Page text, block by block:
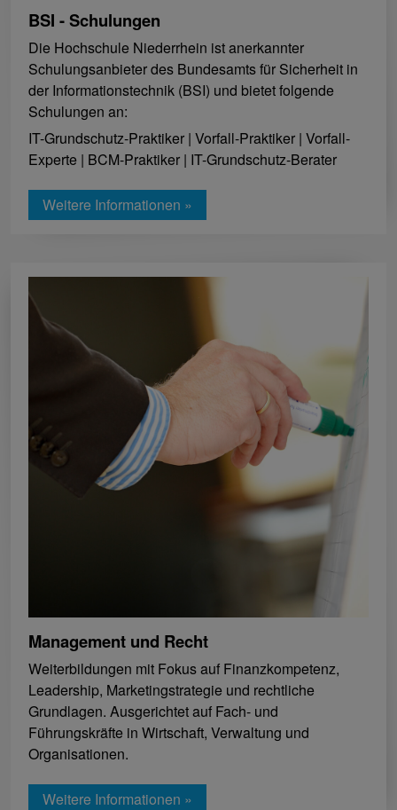
BSI - Schulungen
Die Hochschule Niederrhein ist anerkannter
Schulungsanbieter des Bundesamts für Sicherheit in
der Informationstechnik (BSI) und bietet folgende
Schulungen an:
IT-Grundschutz-Praktiker | Vorfall-Praktiker | Vorfall-
Experte | BCM-Praktiker | IT-Grundschutz-Berater
Weitere Informationen »
Management und Recht
Weiterbildungen mit Fokus auf Finanzkompetenz,
Leadership, Marketingstrategie und rechtliche
Grundlagen. Ausgerichtet auf Fach- und
Führungskräfte in Wirtschaft, Verwaltung und
Organisationen.
Weitere Informationen »